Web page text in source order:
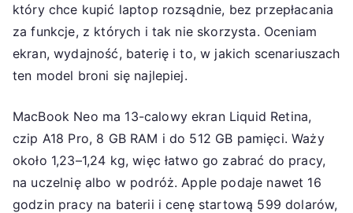
który chce kupić laptop rozsądnie, bez przepłacania
za funkcje, z których i tak nie skorzysta. Oceniam
ekran, wydajność, baterię i to, w jakich scenariuszach
ten model broni się najlepiej.
MacBook Neo ma 13-calowy ekran Liquid Retina,
czip A18 Pro, 8 GB RAM i do 512 GB pamięci. Waży
około 1,23–1,24 kg, więc łatwo go zabrać do pracy,
na uczelnię albo w podróż. Apple podaje nawet 16
godzin pracy na baterii i cenę startową 599 dolarów,